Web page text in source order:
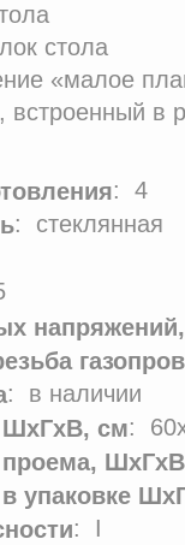
стола
«малое
встроенный в
: 4
: стеклянная
: в наличии
ШхГхВ, см:
упаковке
: I